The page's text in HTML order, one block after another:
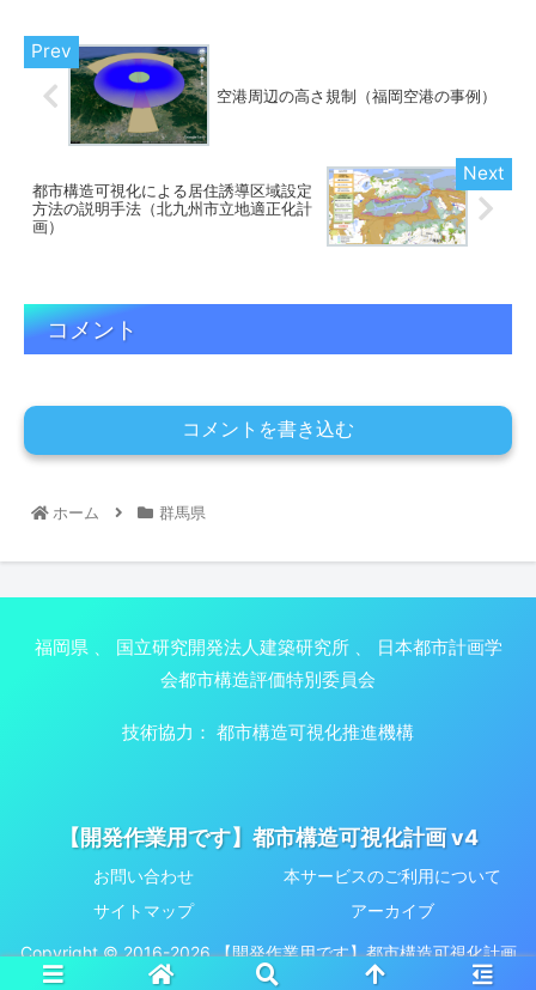
空港周辺の高さ規制（福岡空港の事例）
都市構造可視化による居住誘導区域設定
方法の説明手法（北九州市立地適正化計
画）
コメント
コメントを書き込む
ホーム 群馬県
福岡県 、 国立研究開発法人建築研究所 、
日本都市計画学
会都市構造評価特別委員会
技術協力： 都市構造可視化推進機構
【開発作業用です】都市構造可視化計画 v4
お問い合わせ
本サービスのご利用について
サイトマップ
アーカイブ
Copyright © 2016-2026 【開発作業用です】都市構造可視化計画
v4 All Rights Reserved.